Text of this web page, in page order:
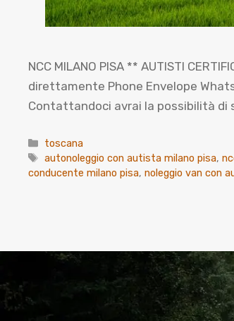
NCC MILANO PISA ** AUTISTI
direttamente Phone Envelope
Contattandoci avrai la possibilità
Categorie
toscana
Tag
autonoleggio con autista milano pisa,
conducente milano pisa, noleggio van con